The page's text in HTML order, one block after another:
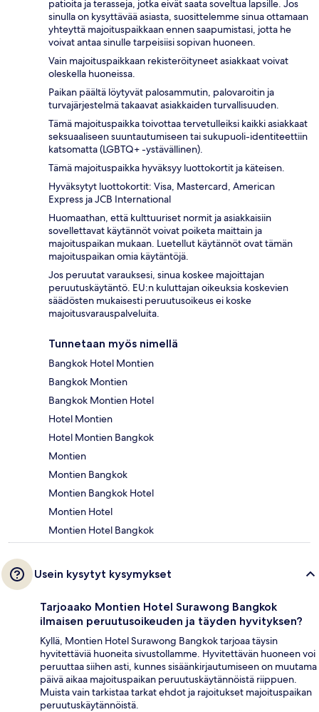
patioita ja terasseja, jotka eivät saata soveltua lapsille. Jos
sinulla on kysyttävää asiasta, suosittelemme sinua ottamaan
yhteyttä majoituspaikkaan ennen saapumistasi, jotta he
voivat antaa sinulle tarpeisiisi sopivan huoneen.
Vain majoituspaikkaan rekisteröityneet asiakkaat voivat
oleskella huoneissa.
Paikan päältä löytyvät palosammutin, palovaroitin ja
turvajärjestelmä takaavat asiakkaiden turvallisuuden.
Tämä majoituspaikka toivottaa tervetulleiksi kaikki asiakkaat
seksuaaliseen suuntautumiseen tai sukupuoli-identiteettiin
katsomatta (LGBTQ+ -ystävällinen).
Tämä majoituspaikka hyväksyy luottokortit ja käteisen.
Hyväksytyt luottokortit: Visa, Mastercard, American
Express ja JCB International
Huomaathan, että kulttuuriset normit ja asiakkaisiin
sovellettavat käytännöt voivat poiketa maittain ja
majoituspaikan mukaan. Luetellut käytännöt ovat tämän
majoituspaikan omia käytäntöjä.
Jos peruutat varauksesi, sinua koskee majoittajan
peruutuskäytäntö. EU:n kuluttajan oikeuksia koskevien
säädösten mukaisesti peruutusoikeus ei koske
majoitusvarauspalveluita.
Tunnetaan myös nimellä
Bangkok Hotel Montien
Bangkok Montien
Bangkok Montien Hotel
Hotel Montien
Hotel Montien Bangkok
Montien
Montien Bangkok
Montien Bangkok Hotel
Montien Hotel
Montien Hotel Bangkok
Usein kysytyt kysymykset
Tarjoaako Montien Hotel Surawong Bangkok
ilmaisen peruutusoikeuden ja täyden hyvityksen?
Kyllä, Montien Hotel Surawong Bangkok tarjoaa täysin
hyvitettäviä huoneita sivustollamme. Hyvitettävän huoneen voi
peruuttaa siihen asti, kunnes sisäänkirjautumiseen on muutama
päivä aikaa majoituspaikan peruutuskäytännöistä riippuen.
Muista vain tarkistaa tarkat ehdot ja rajoitukset majoituspaikan
peruutuskäytännöistä.